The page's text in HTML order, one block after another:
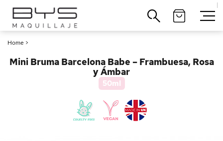
|
Home >
Mini Bruma Barcelona Babe – Frambuesa, Rosa
y Ámbar
50ml
Cerrar